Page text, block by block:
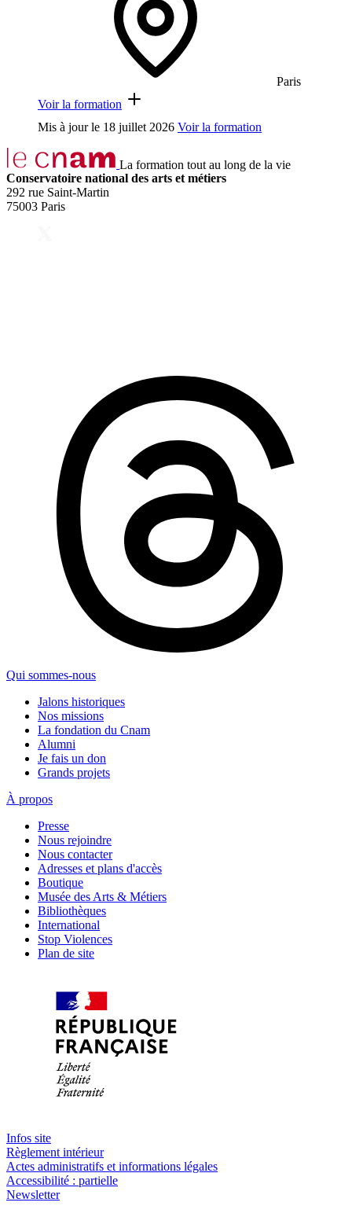
Paris
Voir la formation
Mis à jour le 18 juillet 2026 Voir la formation
La formation tout au long de la vie
Conservatoire national des arts et métiers
292 rue Saint-Martin
75003 Paris
Qui sommes-nous
Jalons historiques
Nos missions
La fondation du Cnam
Alumni
Je fais un don
Grands projets
À propos
Presse
Nous rejoindre
Nous contacter
Adresses et plans d'accès
Boutique
Musée des Arts & Métiers
Bibliothèques
International
Stop Violences
Plan de site
Infos site
Règlement intérieur
Actes administratifs et informations légales
Accessibilité : partielle
Newsletter